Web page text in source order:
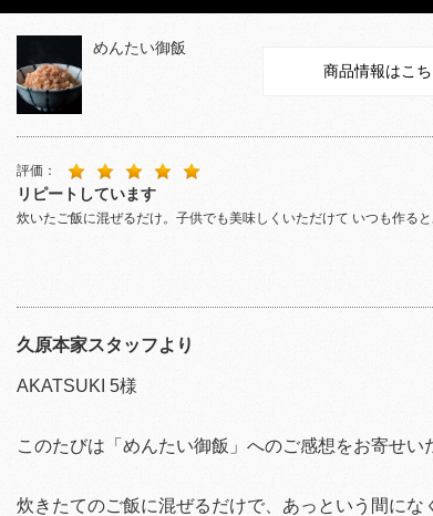
めんたい御飯
商品情報はこち
評価：
リピートしています
炊いたご飯に混ぜるだけ。子供でも美味しくいただけて いつも作る
久原本家スタッフより
AKATSUKI 5様
このたびは「めんたい御飯」へのご感想をお寄せい
炊きたてのご飯に混ぜるだけで、あっという間に